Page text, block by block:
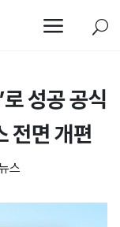
a U
성공 공식
전면 개편
스